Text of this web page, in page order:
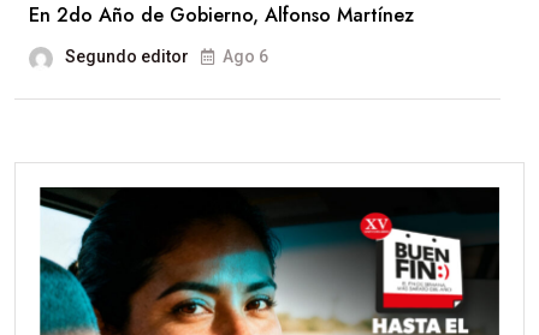
En 2do Año de Gobierno, Alfonso Martínez
Segundo editor Ago 6